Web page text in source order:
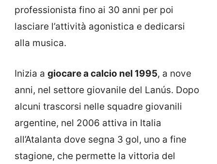
professionista fino ai 30 anni per poi
lasciare l’attività agonistica e dedicarsi
alla musica.
Inizia a giocare a calcio nel 1995, a nove
anni, nel settore giovanile del Lanús. Dopo
alcuni trascorsi nelle squadre giovanili
argentine, nel 2006 attiva in Italia
all’Atalanta dove segna 3 gol, uno a fine
stagione, che permette la vittoria del